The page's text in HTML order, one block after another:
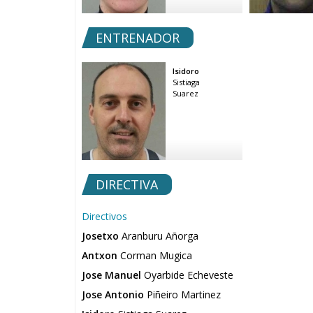
ENTRENADOR
Isidoro
Sistiaga
Suarez
DIRECTIVA
Directivos
Josetxo Aranburu Añorga
Antxon Corman Mugica
Jose Manuel Oyarbide Echeveste
Jose Antonio Piñeiro Martinez